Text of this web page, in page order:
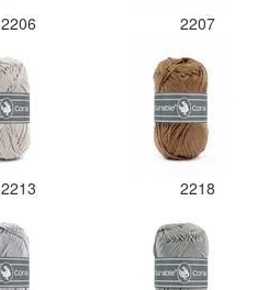
2206 2207
2213 2218